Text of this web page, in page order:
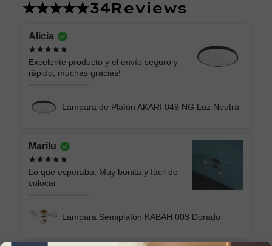
34Reviews
Alicia
Excelente producto y el envío seguro y
rápido, muchas gracias!
Lámpara de Plafón AKARI 049 NG Luz Neutra
Marilu
Lo que esperaba. Muy bonita y fácil de
colocar
Lámpara Semiplafón KABAH 003 Dorado